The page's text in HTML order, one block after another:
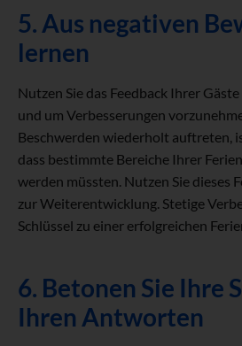
5. Aus negativen
lernen
Nutzen Sie das Feedback Ihrer
und um Verbesserungen
Beschwerden wiederholt auftreten,
dass bestimmte Bereiche Ihrer
werden müssten. Nutzen Sie dieses
zur Weiterentwicklung. Stetige
Schlüssel zu einer erfolgreichen
6. Betonen Sie Ihre
Ihren Antworten